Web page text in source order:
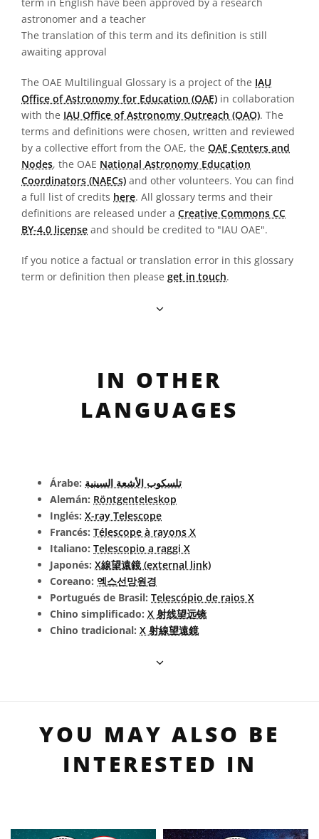
astronomer and a teacher
The translation of this term and its definition is still
awaiting approval
The OAE Multilingual Glossary is a project of the IAU
Office of Astronomy for Education (OAE) in collaboration
with the IAU Office of Astronomy Outreach (OAO). The
terms and definitions were chosen, written and reviewed
by a collective effort from the OAE, the OAE Centers and
Nodes, the OAE National Astronomy Education
Coordinators (NAECs) and other volunteers. You can find
a full list of credits here. All glossary terms and their
definitions are released under a Creative Commons CC
BY-4.0 license and should be credited to "IAU OAE".
If you notice a factual or translation error in this glossary
term or definition then please get in touch.
IN OTHER
LANGUAGES
Árabe: تلسكوب الأشعة السينية
Alemán: Röntgenteleskop
Inglés: X-ray Telescope
Francés: Télescope à rayons X
Italiano: Telescopio a raggi X
Japonés: X線望遠鏡 (external link)
Coreano: 엑스선망원경
Portugués de Brasil: Telescópio de raios X
Chino simplificado: X 射线望远镜
Chino tradicional: X 射線望遠鏡
YOU MAY ALSO BE
INTERESTED IN